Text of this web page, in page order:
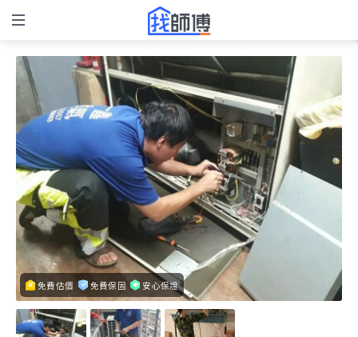
免費估價 免費保固 安心保證